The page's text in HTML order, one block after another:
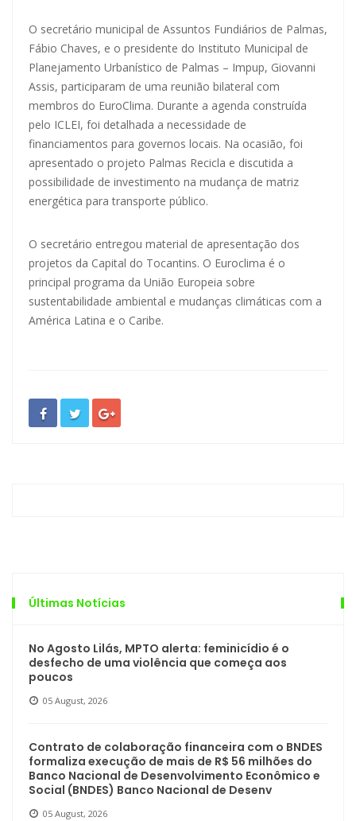
O secretário municipal de Assuntos Fundiários de Palmas,
Fábio Chaves, e o presidente do Instituto Municipal de
Planejamento Urbanístico de Palmas – Impup, Giovanni
Assis, participaram de uma reunião bilateral com
membros do EuroClima. Durante a agenda construída
pelo ICLEI, foi detalhada a necessidade de
financiamentos para governos locais. Na ocasião, foi
apresentado o projeto Palmas Recicla e discutida a
possibilidade de investimento na mudança de matriz
energética para transporte público.
O secretário entregou material de apresentação dos
projetos da Capital do Tocantins. O Euroclima é o
principal programa da União Europeia sobre
sustentabilidade ambiental e mudanças climáticas com a
América Latina e o Caribe.
Últimas Notícias
No Agosto Lilás, MPTO alerta: feminicídio é o
desfecho de uma violência que começa aos
poucos
05 August, 2026
Contrato de colaboração financeira com o BNDES
formaliza execução de mais de R$ 56 milhões do
Banco Nacional de Desenvolvimento Econômico e
Social (BNDES) Banco Nacional de Desenv
05 August, 2026